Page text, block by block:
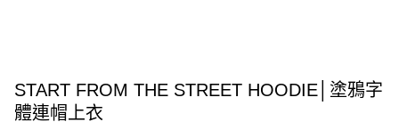
START FROM THE STREET HOODIE│塗鴉字
體連帽上衣